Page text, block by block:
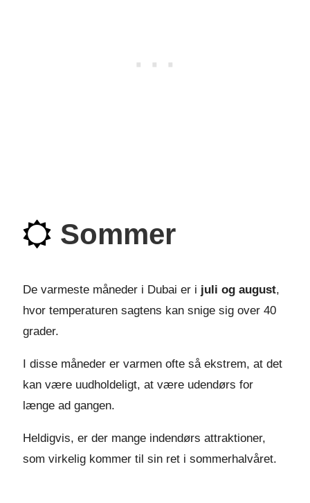
Sommer
De varmeste måneder i Dubai er i juli og august,
hvor temperaturen sagtens kan snige sig over 40
grader.
I disse måneder er varmen ofte så ekstrem, at det
kan være uudholdeligt, at være udendørs for
længe ad gangen.
Heldigvis, er der mange indendørs attraktioner,
som virkelig kommer til sin ret i sommerhalvåret.